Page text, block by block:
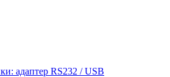
адаптер RS232 / USB